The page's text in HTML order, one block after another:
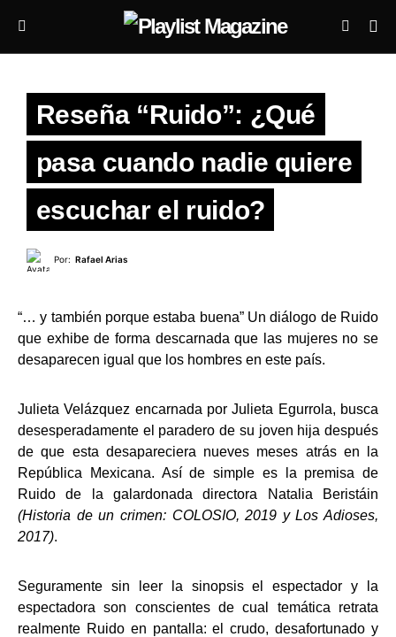
Reseña “Ruido”: ¿Qué
pasa cuando nadie quiere
escuchar el ruido?
Por: Rafael Arias
“… y también porque estaba buena” Un diálogo de Ruido
que exhibe de forma descarnada que las mujeres no se
desaparecen igual que los hombres en este país.
Julieta Velázquez encarnada por Julieta Egurrola, busca
desesperadamente el paradero de su joven hija después
de que esta desapareciera nueves meses atrás en la
República Mexicana. Así de simple es la premisa de
Ruido de la galardonada directora Natalia Beristáin
(Historia de un crimen: COLOSIO, 2019 y Los Adioses,
2017).
Seguramente sin leer la sinopsis el espectador y la
espectadora son conscientes de cual temática retrata
realmente Ruido en pantalla: el crudo, desafortunado y